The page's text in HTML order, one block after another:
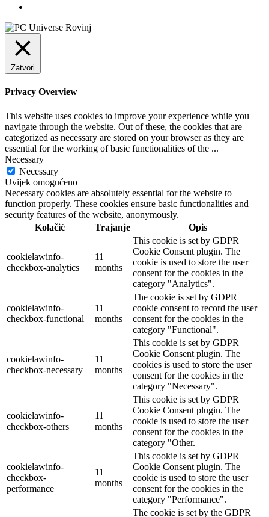
Zatvori
Privacy Overview
This website uses cookies to improve your experience while you
navigate through the website. Out of these, the cookies that are
categorized as necessary are stored on your browser as they are
essential for the working of basic functionalities of the ...
Necessary
Necessary
Uvijek omogućeno
Necessary cookies are absolutely essential for the website to
function properly. These cookies ensure basic functionalities and
security features of the website, anonymously.
Kolačić
Trajanje Opis
cookielawinfo-
checkbox-analytics
11
months
This cookie is set by GDPR
Cookie Consent plugin. The
cookie is used to store the user
consent for the cookies in the
category "Analytics".
cookielawinfo-
checkbox-functional
11
months
The cookie is set by GDPR
cookie consent to record the user
consent for the cookies in the
category "Functional".
cookielawinfo-
checkbox-necessary
11
months
This cookie is set by GDPR
Cookie Consent plugin. The
cookies is used to store the user
consent for the cookies in the
category "Necessary".
cookielawinfo-
checkbox-others
11
months
This cookie is set by GDPR
Cookie Consent plugin. The
cookie is used to store the user
consent for the cookies in the
category "Other.
cookielawinfo-
checkbox-
performance
11
months
This cookie is set by GDPR
Cookie Consent plugin. The
cookie is used to store the user
consent for the cookies in the
category "Performance".
The cookie is set by the GDPR